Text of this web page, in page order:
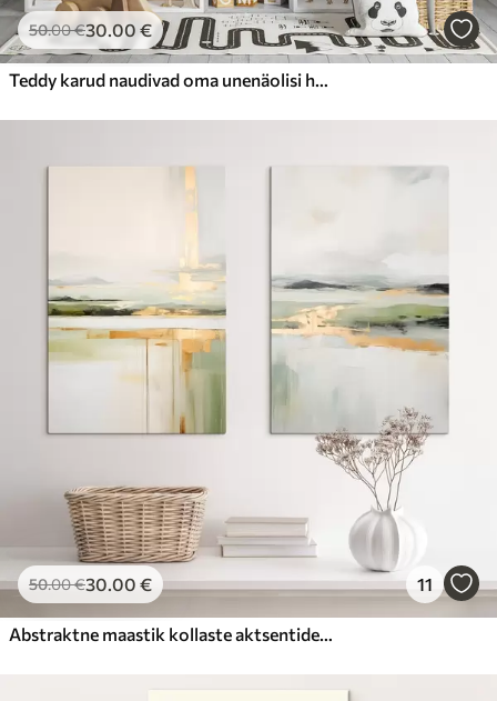
50.00€30.00 €
Teddy karud naudivad oma unenäolisi hetki
50.00€30.00 € 11
Abstraktne maastik kollaste aktsentidega, minimalistlik kompositsioon maast, veest ja taevast, vaoshoitud värvidega